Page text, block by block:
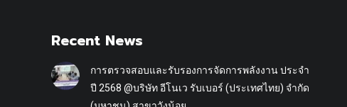
Recent News
การตรวจสอบและรับรองการจัดการพลังงาน ประจำ
ปี 2568 @บริษัท อีโนเว รับเบอร์ (ประเทศไทย) จำกัด